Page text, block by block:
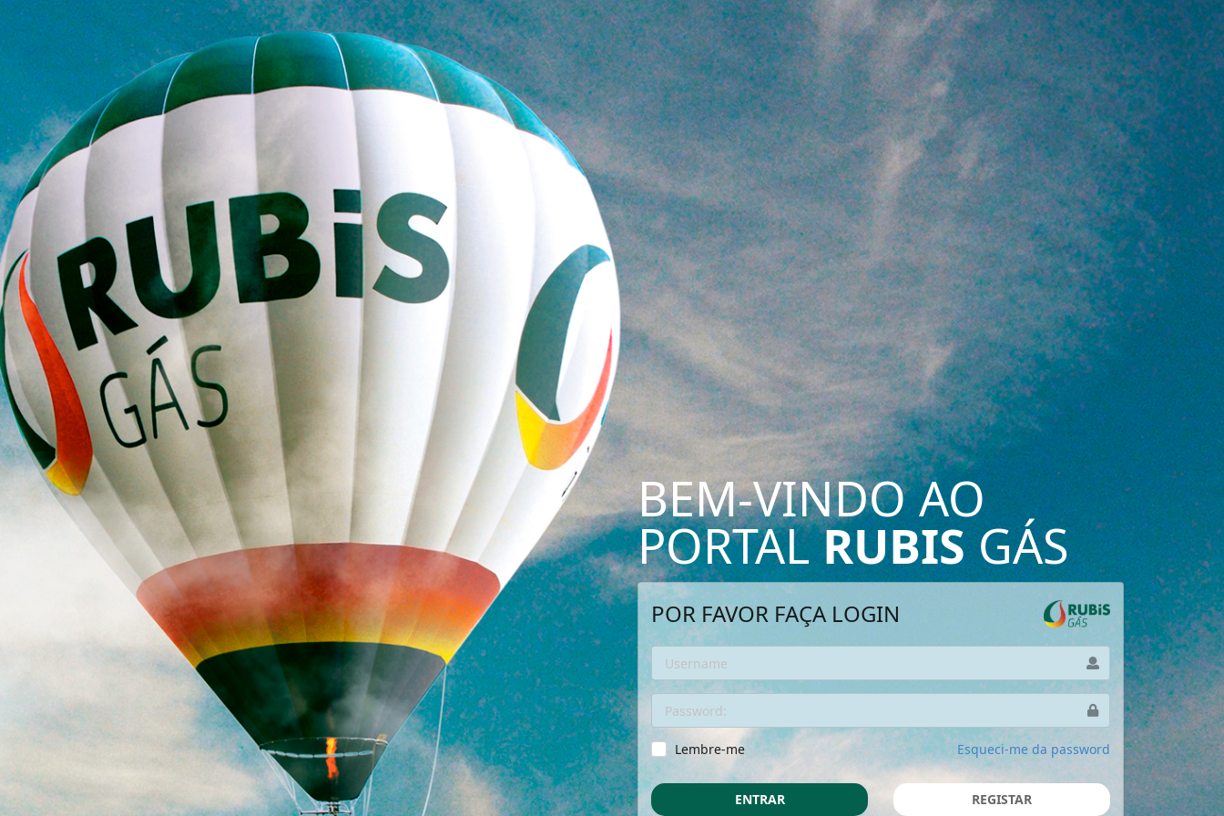
BEM-VINDO AO
PORTALRUBIS GÁS
POR FAVOR FAÇA LOGIN
Lembre-me Esqueci-me da password
ENTRAR REGISTAR